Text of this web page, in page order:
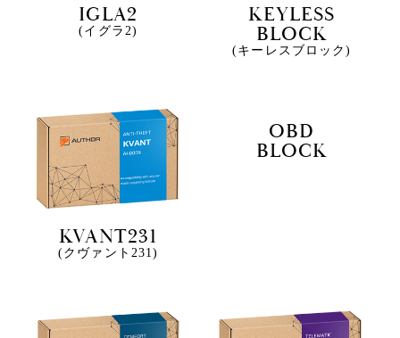
IGLA2
(イグラ2)
KEYLESS
BLOCK
(キーレスブロック)
KVANT231
(クヴァント231)
OBD
BLOCK